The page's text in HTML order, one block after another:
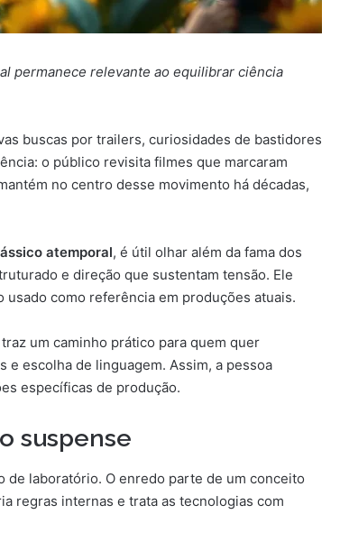
permanece relevante ao equilibrar ciência
buscas por trailers, curiosidades de bastidores
o público revisita filmes que marcaram
no centro desse movimento há décadas,
atemporal, é útil olhar além da fama dos
e direção que sustentam tensão. Ele
como referência em produções atuais.
um caminho prático para quem quer
escolha de linguagem. Assim, a pessoa
específicas de produção.
suspense
de laboratório. O enredo parte de um conceito
regras internas e trata as tecnologias com